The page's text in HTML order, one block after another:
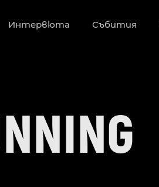
Интервюта Събития